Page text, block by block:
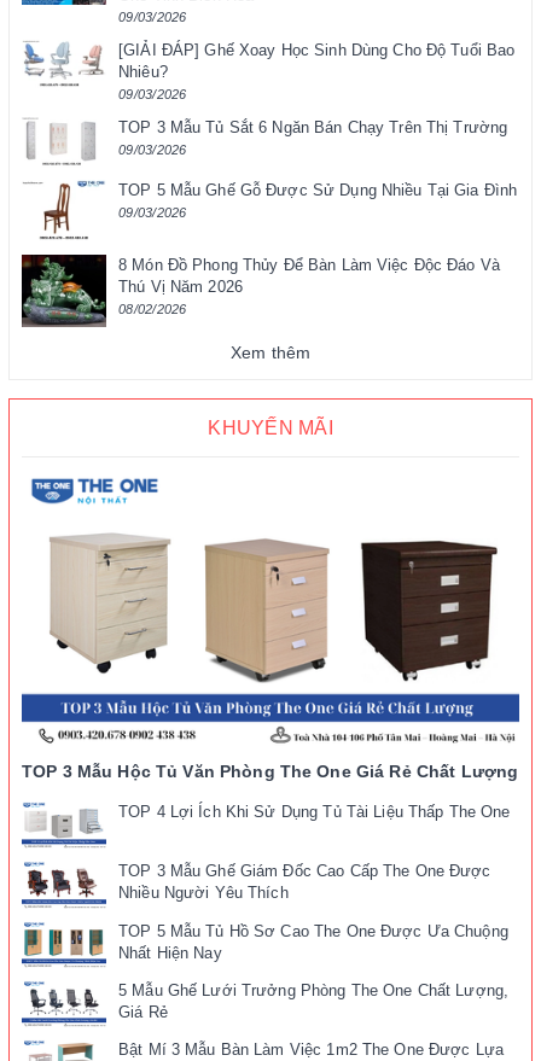
09/03/2026
[GIẢI ĐÁP] Ghế Xoay Học Sinh Dùng Cho Độ Tuổi Bao
Nhiêu?
09/03/2026
TOP 3 Mẫu Tủ Sắt 6 Ngăn Bán Chạy Trên Thị Trường
09/03/2026
TOP 5 Mẫu Ghế Gỗ Được Sử Dụng Nhiều Tại Gia Đình
09/03/2026
8 Món Đồ Phong Thủy Để Bàn Làm Việc Độc Đáo Và
Thú Vị Năm 2026
08/02/2026
Xem thêm
KHUYẾN MÃI
TOP 3 Mẫu Hộc Tủ Văn Phòng The One Giá Rẻ Chất Lượng
TOP 4 Lợi Ích Khi Sử Dụng Tủ Tài Liệu Thấp The One
TOP 3 Mẫu Ghế Giám Đốc Cao Cấp The One Được
Nhiều Người Yêu Thích
TOP 5 Mẫu Tủ Hồ Sơ Cao The One Được Ưa Chuộng
Nhất Hiện Nay
5 Mẫu Ghế Lưới Trưởng Phòng The One Chất Lượng,
Giá Rẻ
Bật Mí 3 Mẫu Bàn Làm Việc 1m2 The One Được Lựa